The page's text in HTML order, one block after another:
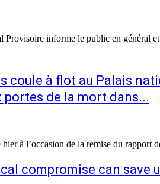
Provisoire informe le public en général
coule à flot au Palais
portes de la mort dans...
à l’occasion de la remise du rapport
compromise can save